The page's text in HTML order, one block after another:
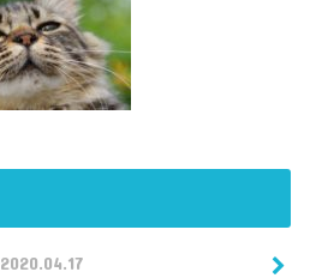
2020.04.17